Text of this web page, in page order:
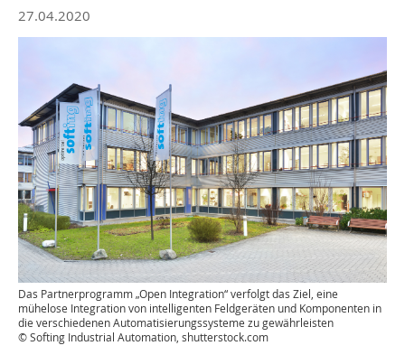
27.04.2020
Das Partnerprogramm „Open Integration“ verfolgt das Ziel, eine
mühelose Integration von intelligenten Feldgeräten und Komponenten in
die verschiedenen Automatisierungssysteme zu gewährleisten
© Softing Industrial Automation, shutterstock.com